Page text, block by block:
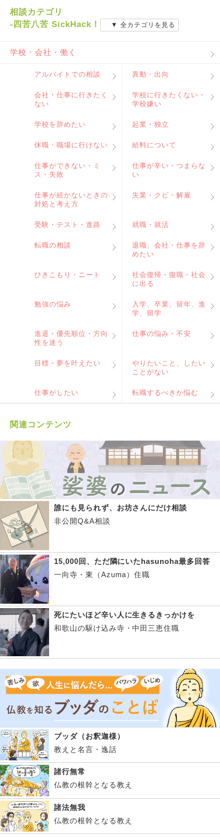
相談カテゴリ
-四苦八苦 SickHack！
▼ 全カテゴリを見る
学校・会社・働く
アルバイトでの相談 異動・出向
会社・仕事に行きたく
ない
学校に行きたくない・
学校嫌い
学校を辞めたい 起業・独立
休職・職場に行けない 給料について
仕事ができない・ミ
ス・失敗
仕事が辛い・つまらな
い
仕事が続かないときの
対処と考え方
失業・クビ・解雇
受験・テスト・進路 就職・就活
転職の相談
退職、会社・仕事を辞
めたい
ひきこもり・ニート
社会復帰・復職・社会
に出る
勉強の悩み
入学、卒業、留年、進
学、留学
進退・優先順位・方向
性を迷う
仕事の悩み・不安
目標・夢を叶えたい
やりたいこと、したい
ことがない
仕事がしたい 転職するべきか悩む
関連コンテンツ
誰にも見られず、お坊さんにだけ相談
非公開Q&A相談
15,000回、ただ隣にいたhasunoha最多回答
一向寺・東（Azuma）住職
死にたいほど辛い人に生きるきっかけを
和歌山の駆け込み寺・中田三恵住職
ブッダ（お釈迦様）
教えと名言・逸話
諸行無常
仏教の根幹となる教え
諸法無我
仏教の根幹となる教え